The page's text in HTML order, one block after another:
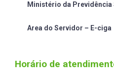
Ministério da Previdência
Area do Servidor – E-ciga
Horário de